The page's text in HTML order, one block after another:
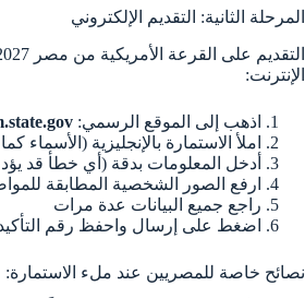
المرحلة الثانية: التقديم الإلكتروني
الإنترنت:
اذهب إلى الموقع الرسمي:
املأ الاستمارة بالإنجليزية (الأسماء
أدخل المعلومات بدقة (أي خطأ قد
ارفع الصور الشخصية المطابقة
راجع جميع البيانات عدة مرات
اضغط على إرسال واحفظ رقم
نصائح خاصة للمصريين عند ملء الاستمارة: